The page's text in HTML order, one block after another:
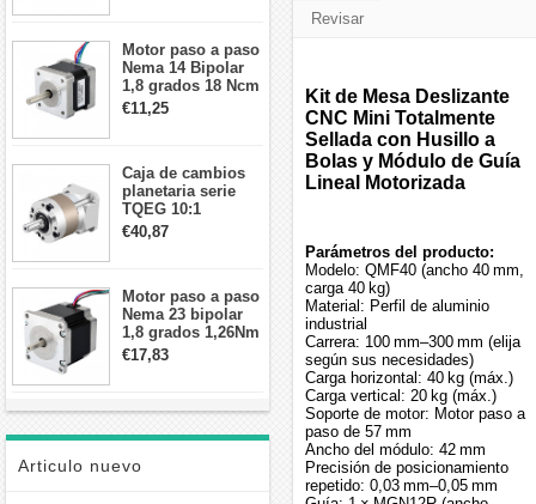
Motor paso a paso
Nema 14 Bipolar
1,8 grados 18 Ncm
0,8 A 5,74 V 35 x
35 x 34 mm 4
€11,25
Caja de cambios
planetaria serie
TQEG 10:1
contragolpe 15
arcmin para motor
€40,87
Motor paso a paso
Nema 23 bipolar
1,8 grados 1,26Nm
2,8A 2,5V
57x57x56mm 4
€17,83
Articulo nuevo
Revisar
Kit de Mesa Deslizante
CNC Mini Totalmente
Sellada con Husillo a
Bolas y Módulo de Guía
Lineal Motorizada
Parámetros del producto:
Modelo: QMF40 (ancho 40 mm,
carga 40 kg)
Material: Perfil de aluminio
industrial
Carrera: 100 mm–300 mm (elija
según sus necesidades)
Carga horizontal: 40 kg (máx.)
Carga vertical: 20 kg (máx.)
Soporte de motor: Motor paso a
paso de 57 mm
Ancho del módulo: 42 mm
Precisión de posicionamiento
repetido: 0,03 mm–0,05 mm